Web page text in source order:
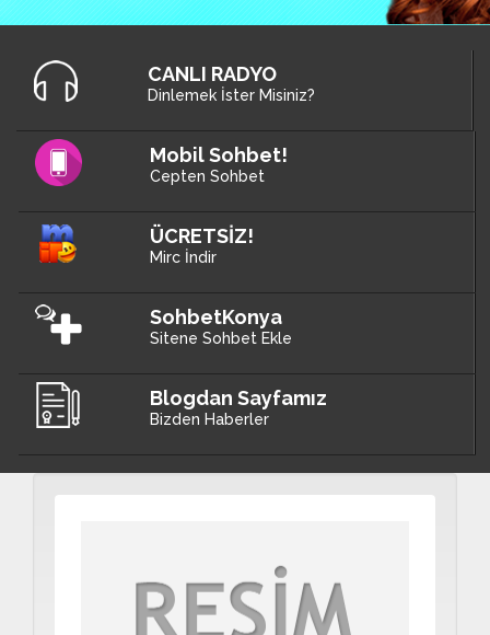
CANLI RADYO
Dinlemek İster Misiniz?
Mobil Sohbet!
Cepten Sohbet
ÜCRETSİZ!
Mirc İndir
SohbetKonya
Sitene Sohbet Ekle
Blogdan Sayfamız
Bizden Haberler